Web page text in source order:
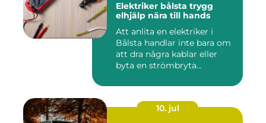
Elektriker bålsta trygg
elhjälp nära till hands
Att anlita en elektriker i
Bålsta handlar inte bara om
att dra några kablar eller
byta en strömbryta...
10. jul